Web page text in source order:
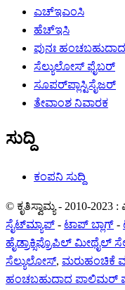
ಎಚ್‌ಇಎಂಸಿ
ಹೆಚ್‌ಇಸಿ
ಪುನಃ
ಸೆಲ್ಯುಲೋಸ್ ಫೈಬರ್
ಸೂಪರ್‌ಪ್ಲಾಸ್ಟಿಸೈಜರ್
ತೇವಾಂಶ ನಿವಾರಕ
ಸುದ್ದಿ
ಕಂಪನಿ ಸುದ್ದಿ
© ಕೃತಿಸ್ವಾಮ್ಯ - 2010-2023
ಸೈಟ್‌ಮ್ಯಾಪ್ - ಟಾಪ್ ಬ್ಲಾಗ್ -
ಹೈಡ್ರಾಕ್ಸಿಪ್ರೊಪಿಲ್ ಮೀಥೈಲ್
ಸೆಲ್ಯುಲೋಸ್, ಮರುಹಂಚಿಕೆ
ಹಂಚಬಹುದಾದ ಪಾಲಿಮರ್